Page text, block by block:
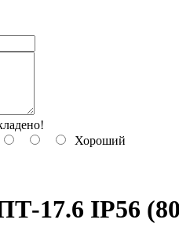
Хороший
17.6 IP56